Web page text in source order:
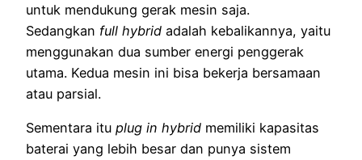
untuk mendukung gerak mesin saja.
Sedangkan full hybrid adalah kebalikannya, yaitu
menggunakan dua sumber energi penggerak
utama. Kedua mesin ini bisa bekerja bersamaan
atau parsial.
Sementara itu plug in hybrid memiliki kapasitas
baterai yang lebih besar dan punya sistem